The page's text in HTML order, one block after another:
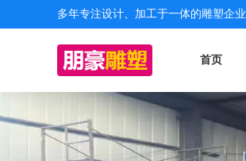
多年专注设计、加工于一体的雕塑企业
首页